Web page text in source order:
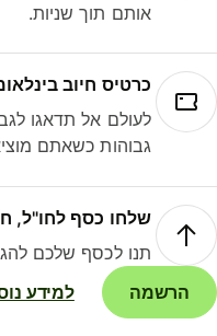
אותם תוך שניות.
כרטיס חיוב בינלאומי
לעולם אל תדאגו לגבי
גבוהות כשאתם
שלחו כסף לחו"ל,
תנו לכסף שלכם
הרשמה
למידע נוסף